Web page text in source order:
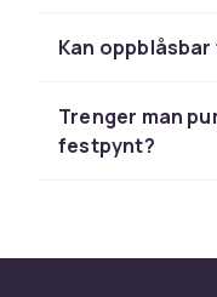
bokstaver
rosa er
bursdager og
Kan
Trenger man
festpynt?